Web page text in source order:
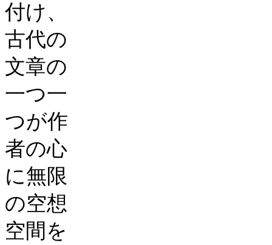
付け、
古代の
文章の
一つ一
つが作
者の心
に無限
の空想
空間を